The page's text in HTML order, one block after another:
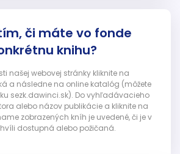
či máte vo fonde
knihu?
našej webovej stránky kliknite na
a následne na online katalóg (môžete
sezk.dawinci.sk). Do vyhľadávacieho
alebo názov publikácie a kliknite na
zobrazených kníh je uvedené, či je v
dostupná alebo požičaná.